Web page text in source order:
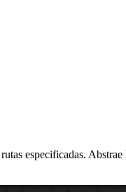
especificadas.